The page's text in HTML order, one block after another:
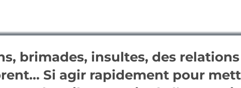
brimades, insultes, des
Si agir rapidement pour